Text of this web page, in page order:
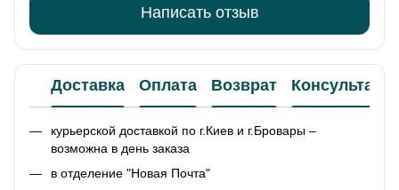
Написать отзыв
Доставка Оплата Возврат
курьерской доставкой по г.Киев и г.Бровары –
возможна в день заказа
в отделение "Новая Почта"